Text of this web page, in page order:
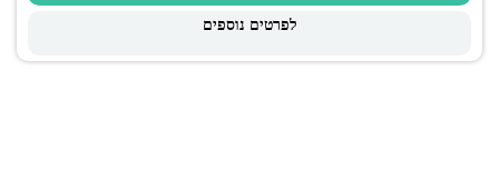
לפרטים נוספים